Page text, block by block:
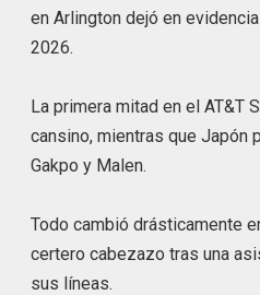
en Arlington dejó en
2026.
La primera mitad en el AT&T
cansino, mientras que Japón
Gakpo y Malen.
Todo cambió drásticamente
certero cabezazo tras una
sus líneas.